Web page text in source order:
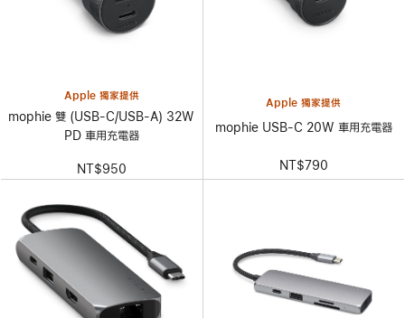
Apple 獨家提供
mophie 雙 (USB-C/USB-A) 32W
PD 車用充電器
NT$950
Apple 獨家提供
mophie USB-C 20W 車用充電器
NT$790